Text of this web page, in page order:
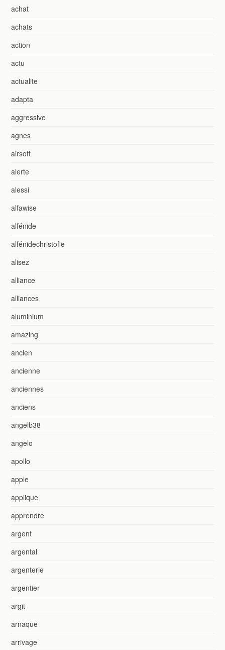
achat
achats
action
actu
actualite
adapta
aggressive
agnes
airsoft
alerte
alessi
alfawise
alfénide
alfénidechristofle
alisez
alliance
alliances
aluminium
amazing
ancien
ancienne
anciennes
anciens
angelb38
angelo
apollo
apple
applique
apprendre
argent
argental
argenterie
argentier
argit
arnaque
arrivage